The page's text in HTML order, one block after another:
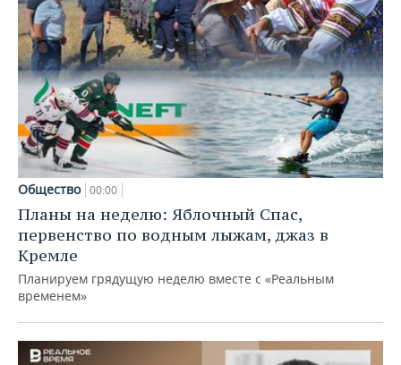
Общество 00:00
Планы на неделю: Яблочный Спас,
первенство по водным лыжам, джаз в
Кремле
Планируем грядущую неделю вместе с «Реальным
временем»